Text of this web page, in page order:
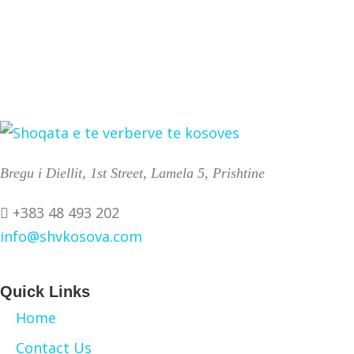
Bregu i Diellit, 1st Street, Lamela 5, Prishtine
+383 48 493 202
info@shvkosova.com
Quick Links
Home
Contact Us